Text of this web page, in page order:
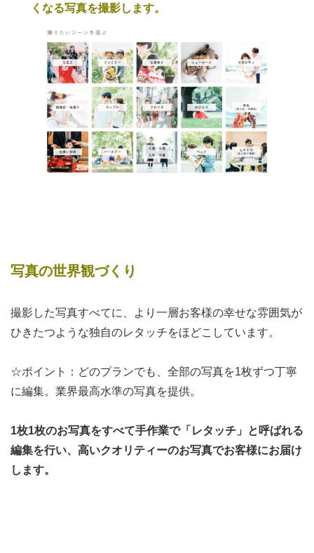
くなる写真を撮影します。
写真の世界観づくり
撮影した写真すべてに、より一層お客様の幸せな雰囲気が
ひきたつような独自のレタッチをほどこしています。
☆ポイント：どのプランでも、全部の写真を1枚ずつ丁寧
に編集。業界最高水準の写真を提供。
1枚1枚のお写真をすべて手作業で「レタッチ」と呼ばれる
編集を行い、高いクオリティーのお写真でお客様にお届け
します。